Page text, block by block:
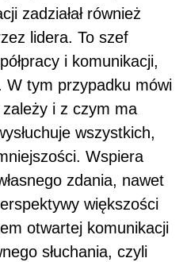
zadziałał również
lidera. To szef
i komunikacji,
W tym przypadku mówi
i z czym ma
wszystkich,
Wspiera
zdania, nawet
większości
otwartej komunikacji
słuchania, czyli